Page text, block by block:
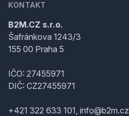
KONTAKT
B2M.CZ s.r.o.
Šafránkova 1243/3
155 00 Praha 5
IČO: 27455971
DIČ: CZ27455971
+421 322 633 101, info@b2m.cz